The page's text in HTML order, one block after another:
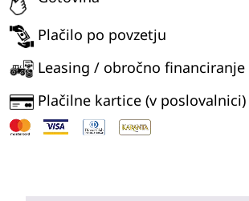
Plačilo po povzetju
Leasing / obročno financiranje
Plačilne kartice (v poslovalnici)